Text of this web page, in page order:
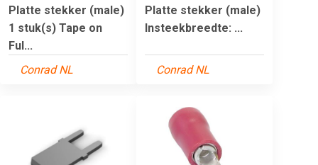
Platte stekker (male)
1 stuk(s) Tape on
Ful...
Conrad NL
Platte stekker (male)
Insteekbreedte: ...
Conrad NL